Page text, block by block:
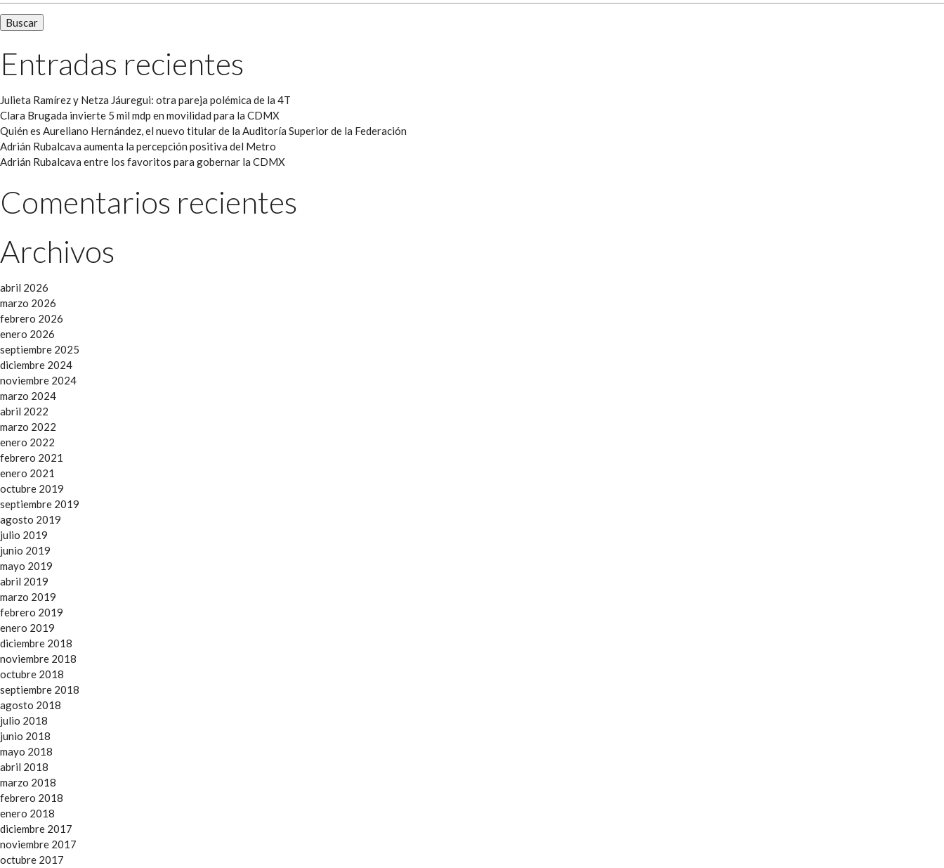
Entradas recientes
Julieta Ramírez y Netza Jáuregui: otra pareja polémica de la 4T
Clara Brugada invierte 5 mil mdp en movilidad para la CDMX
Quién es Aureliano Hernández, el nuevo titular de la Auditoría Superior de la Federación
Adrián Rubalcava aumenta la percepción positiva del Metro
Adrián Rubalcava entre los favoritos para gobernar la CDMX
Comentarios recientes
Archivos
abril 2026
marzo 2026
febrero 2026
enero 2026
septiembre 2025
diciembre 2024
noviembre 2024
marzo 2024
abril 2022
marzo 2022
enero 2022
febrero 2021
enero 2021
octubre 2019
septiembre 2019
agosto 2019
julio 2019
junio 2019
mayo 2019
abril 2019
marzo 2019
febrero 2019
enero 2019
diciembre 2018
noviembre 2018
octubre 2018
septiembre 2018
agosto 2018
julio 2018
junio 2018
mayo 2018
abril 2018
marzo 2018
febrero 2018
enero 2018
diciembre 2017
noviembre 2017
octubre 2017